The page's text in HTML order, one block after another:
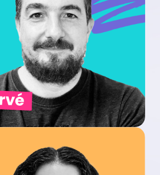
Hervé Volstroff
Pilote du studio graphique